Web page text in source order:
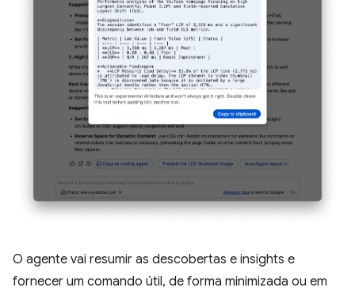
O agente vai resumir as descobertas e insights e
fornecer um comando útil, de forma minimizada ou em